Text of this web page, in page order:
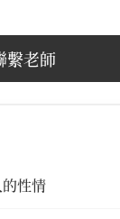
繫老師
性情